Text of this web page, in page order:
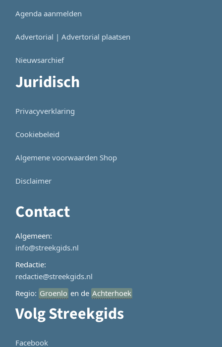
Agenda aanmelden
Advertorial | Advertorial plaatsen
Nieuwsarchief
Juridisch
Privacyverklaring
Cookiebeleid
Algemene voorwaarden Shop
Disclaimer
Contact
Algemeen:
info@streekgids.nl
Redactie:
redactie@streekgids.nl
Regio: Groenlo en de Achterhoek
Volg Streekgids
Facebook